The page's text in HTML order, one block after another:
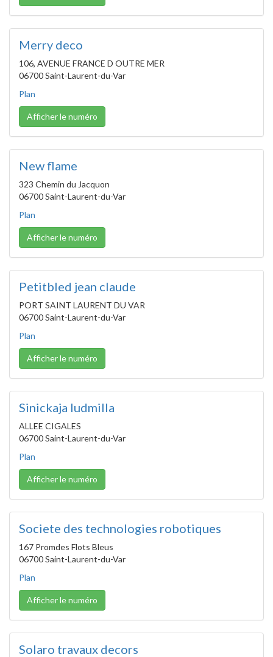
Merry deco
106, AVENUE FRANCE D OUTRE MER
06700 Saint-Laurent-du-Var
Plan
Afficher le numéro
New flame
323 Chemin du Jacquon
06700 Saint-Laurent-du-Var
Plan
Afficher le numéro
Petitbled jean claude
PORT SAINT LAURENT DU VAR
06700 Saint-Laurent-du-Var
Plan
Afficher le numéro
Sinickaja ludmilla
ALLEE CIGALES
06700 Saint-Laurent-du-Var
Plan
Afficher le numéro
Societe des technologies robotiques
167 Promdes Flots Bleus
06700 Saint-Laurent-du-Var
Plan
Afficher le numéro
Solaro travaux decors